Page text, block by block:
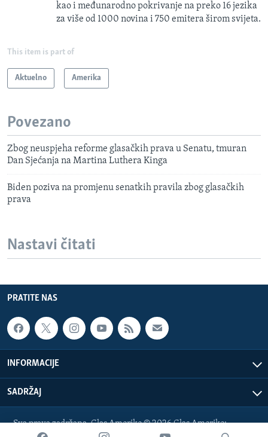
kao i međunarodno pokrivanje na preko 16 jezika
za više od 1000 novina i 750 emitera širom svijeta.
This item is part of
Aktuelno Amerika
Povezano
Zbog neuspjeha reforme glasačkih prava u Senatu, tmuran
Dan Sjećanja na Martina Luthera Kinga
Biden poziva na promjenu senatkih pravila zbog glasačkih
prava
Nastavi čitati
PRATITE NAS
INFORMACIJE
SADRŽAJ
Sva prava zadržana. Glas Amerike © 2026 Glas Amerike: